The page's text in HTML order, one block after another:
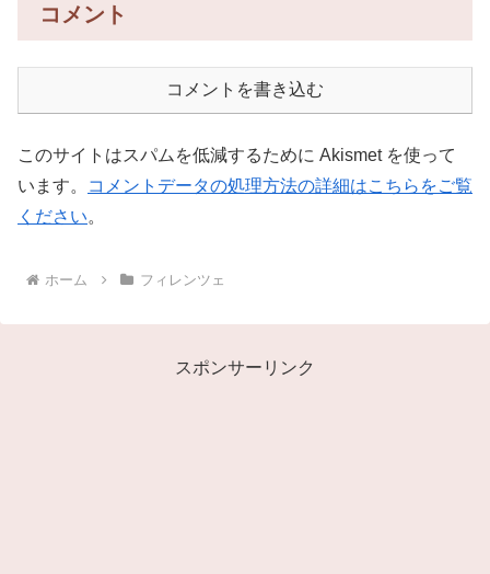
コメント
コメントを書き込む
このサイトはスパムを低減するために Akismet を使って
います。
コメントデータの処理方法の詳細はこちらをご覧
ください。
ホーム フィレンツェ
スポンサーリンク